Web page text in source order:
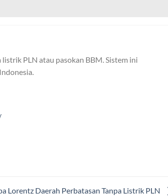
listrik PLN atau pasokan BBM. Sistem ini
Lorentz Daerah Perbatasan Tanpa Listrik PLN